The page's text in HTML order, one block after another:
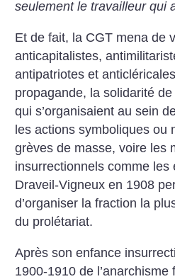
seulement le travailleur qui
Et de fait, la CGT mena de
anticapitalistes,
antipatriotes et
propagande, la solidarité de
qui s’organisaient au sein
les actions symboliques ou
grèves de masse, voire les
insurrectionnels comme les
Draveil-Vigneux en 1908
d’organiser la fraction la
du prolétariat.
Après son enfance
1900-1910 de l’anarchisme